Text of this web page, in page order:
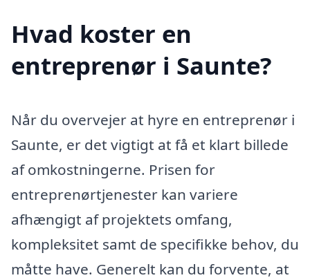
Hvad koster en
entreprenør i Saunte?
Når du overvejer at hyre en entreprenør i
Saunte, er det vigtigt at få et klart billede
af omkostningerne. Prisen for
entreprenørtjenester kan variere
afhængigt af projektets omfang,
kompleksitet samt de specifikke behov, du
måtte have. Generelt kan du forvente, at